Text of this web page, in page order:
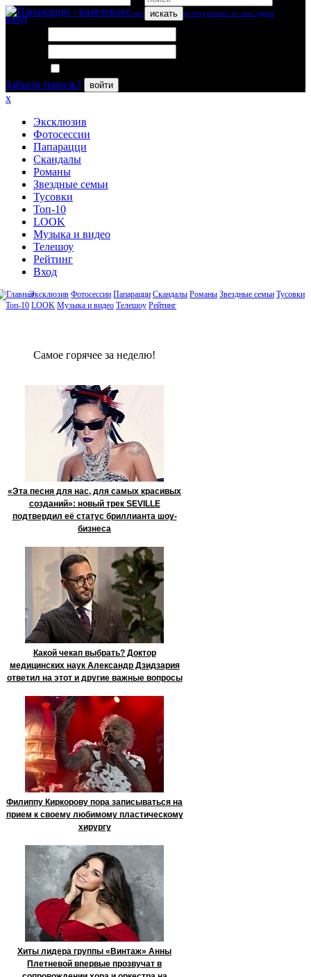
искать
вход
Забыли пароль?
войти
x
Эксклюзив
Фотосессии
Папарацци
Скандалы
Романы
Звездные семьи
Тусовки
Топ-10
LOOK
Музыка и видео
Телешоу
Рейтинг
Вход
Эксклюзив Фотосессии Папарацци Скандалы Романы Звездные семьи Тусовки
Топ-10 LOOK Музыка и видео Телешоу Рейтинг
Сaмое гoрячее за неделю!
«Эта песня для нас, для самых красивых
созданий»: новый трек SEVILLE
подтвердил её статус бриллианта шоу-
бизнеса
Какой чекап выбрать? Доктор
медицинских наук Александр Дзидзария
ответил на этот и другие важные вопросы
Филиппу Киркорову пора записываться на
прием к своему любимому пластическому
хирургу
Хиты лидера группы «Винтаж» Анны
Плетневой впервые прозвучат в